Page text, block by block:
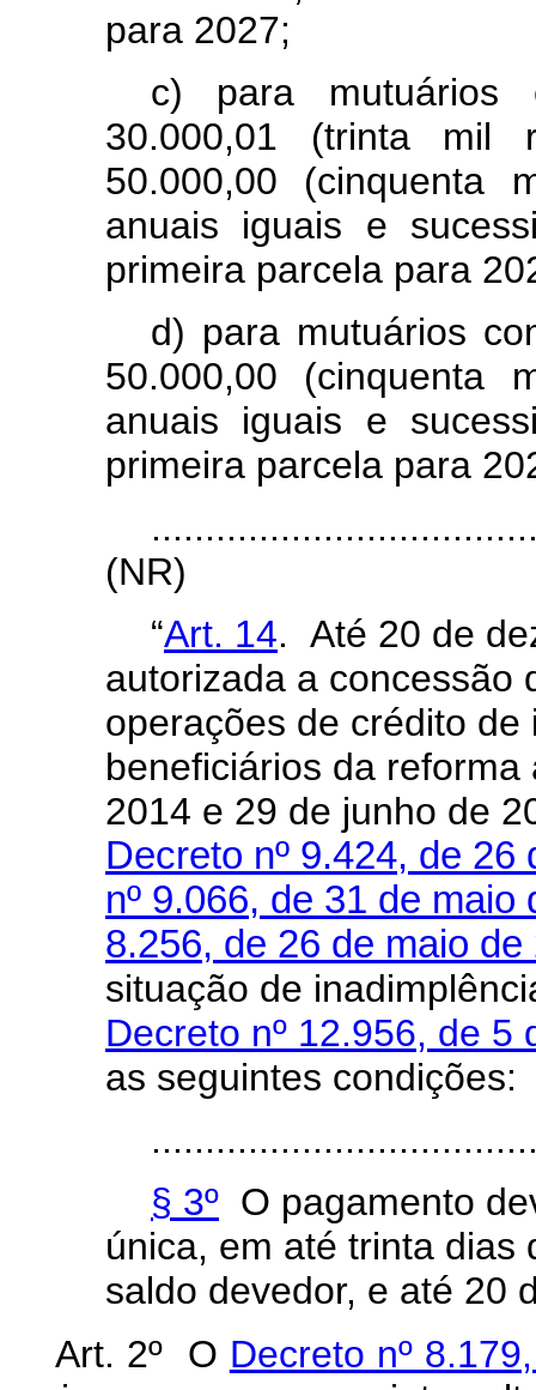
para 2027;
c) para mutuários
30.000,01 (trinta
50.000,00 (cinquenta
anuais iguais e
primeira parcela para
d) para mutuários
50.000,00 (cinquenta
anuais iguais e
primeira parcela para
(NR)
“Art. 14. Até 20 de
autorizada a concessão
operações de crédito
beneficiários da
2014 e 29 de junho de
Decreto nº 9.424, de 26
nº 9.066, de 31 de maio
8.256, de 26 de maio de
situação de
Decreto nº 12.956, de 5
as seguintes condições:
§ 3º O pagamento
única, em até trinta dias
saldo devedor, e até 20
Art. 2º O Decreto nº